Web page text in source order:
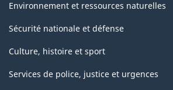
Environnement et ressources naturelles
Sécurité nationale et défense
Culture, histoire et sport
Services de police, justice et urgences